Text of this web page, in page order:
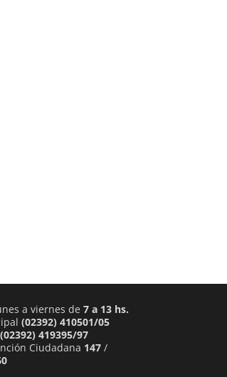
a viernes de 7 a 13 hs.
(02392) 410501/05
(02392) 419395/97
Ciudadana 147/